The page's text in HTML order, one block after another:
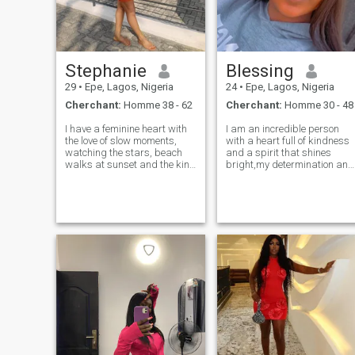
aussi.
Stephanie
29 • Epe, Lagos, Nigeria
Cherchant: Homme 38 - 62
I have a feminine heart with
the love of slow moments,
watching the stars, beach
walks at sunset and the kind
relentlessly and create a h
Blessing
24 • Epe, Lagos, Nigeria
Cherchant: Homme 30 - 48
I am an incredible person
with a heart full of kindness
and a spirit that shines
bright,my determination and
and my laughter is
contiguous,m